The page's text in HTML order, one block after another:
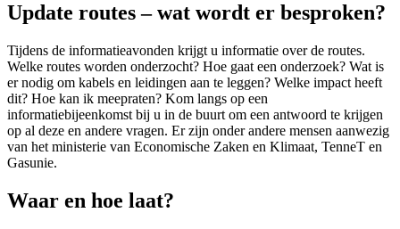
Update routes – wat wordt er besproken?
Tijdens de informatieavonden krijgt u informatie over de routes.
Welke routes worden onderzocht? Hoe gaat een onderzoek? Wat is
er nodig om kabels en leidingen aan te leggen? Welke impact heeft
dit? Hoe kan ik meepraten? Kom langs op een
informatiebijeenkomst bij u in de buurt om een antwoord te krijgen
op al deze en andere vragen. Er zijn onder andere mensen aanwezig
van het ministerie van Economische Zaken en Klimaat, TenneT en
Gasunie.
Waar en hoe laat?